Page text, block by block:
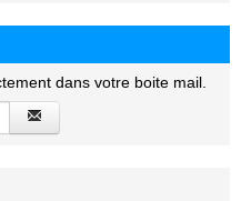
dans votre boite mail.